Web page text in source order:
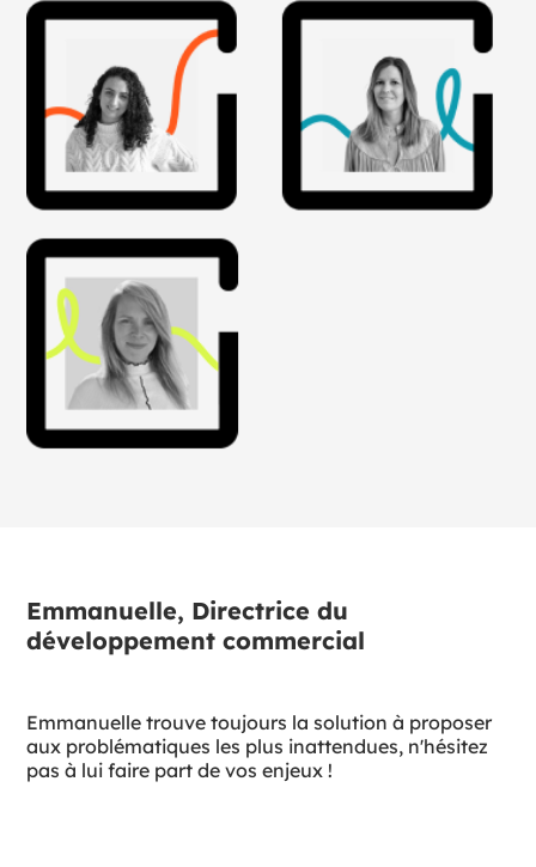
Emmanuelle, Directrice du
développement commercial
Emmanuelle trouve toujours la solution à proposer
aux problématiques les plus inattendues, n'hésitez
pas à lui faire part de vos enjeux !